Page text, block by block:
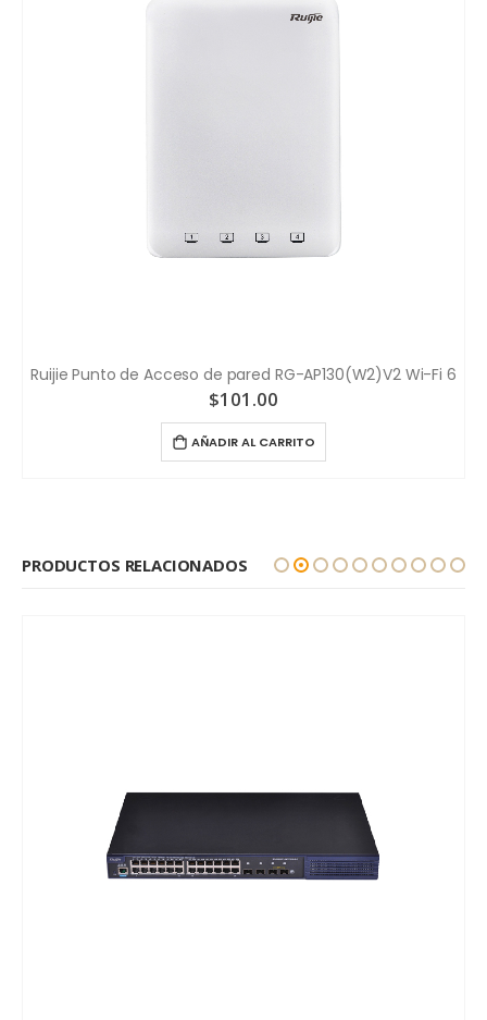
Ruijie Punto de Acceso de pared RG-AP130(W2)V2 Wi-Fi 6
$101.00
AÑADIR AL CARRITO
PRODUCTOS RELACIONADOS